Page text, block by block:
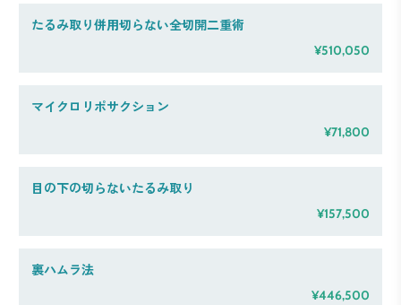
たるみ取り併用切らない全切開二重術
¥510,050
マイクロリポサクション
¥71,800
目の下の切らないたるみ取り
¥157,500
裏ハムラ法
¥446,500